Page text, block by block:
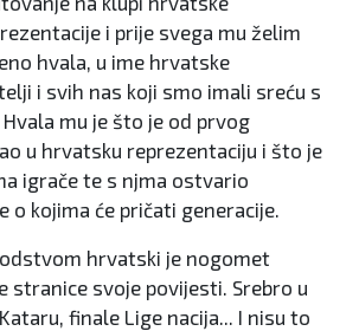
i prije svega mu želim
hvala, u ime hrvatske
i svih nas koji smo imali sreću s
mu je što je od prvog
u hrvatsku reprezentaciju i što je
igrače te s njma ostvario
o kojima će pričati generacije.
hrvatski je nogomet
stranice svoje povijesti. Srebro u
finale Lige nacija... I nisu to